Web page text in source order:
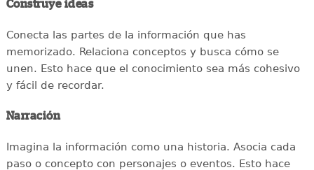
Construye ideas
Conecta las partes de la información que has
memorizado. Relaciona conceptos y busca cómo se
unen. Esto hace que el conocimiento sea más cohesivo
y fácil de recordar.
Narración
Imagina la información como una historia. Asocia cada
paso o concepto con personajes o eventos. Esto hace